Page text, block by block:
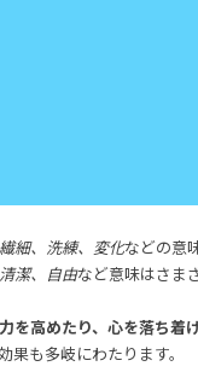
細、洗練、変化などの意
潔、自由など意味はさま
を高めたり、心を落ち着
果も多岐にわたります。